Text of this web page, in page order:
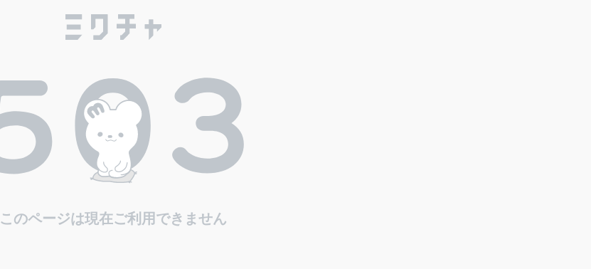
このページは現在ご利用できません